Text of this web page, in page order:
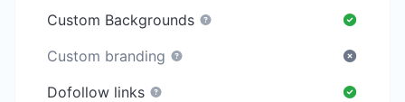
Custom Backgrounds
Custom branding
Dofollow links